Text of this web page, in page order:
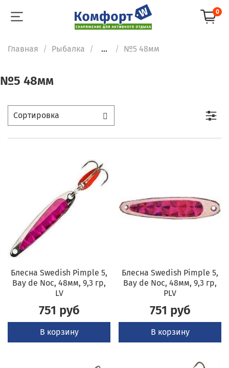
0
Главная Рыбалка ... №5 48мм
№5 48мм
Блесна Swedish Pimple 5,
Bay de Noc, 48мм, 9,3 гр,
LV
751 руб
В корзину
Блесна Swedish Pimple 5,
Bay de Noc, 48мм, 9,3 гр,
PLV
751 руб
В корзину